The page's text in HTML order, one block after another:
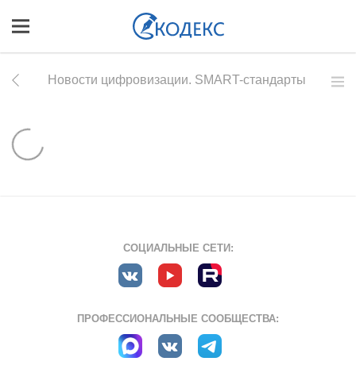
Новости цифровизации. SMART-стандарты
СОЦИАЛЬНЫЕ СЕТИ:
ПРОФЕССИОНАЛЬНЫЕ СООБЩЕСТВА: